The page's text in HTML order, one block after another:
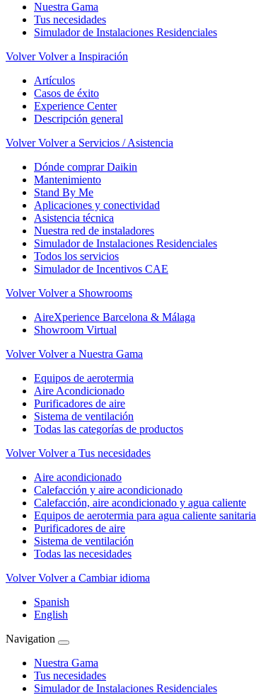
Nuestra Gama
Tus necesidades
Simulador de Instalaciones Residenciales
Volver Volver a Inspiración
Artículos
Casos de éxito
Experience Center
Descripción general
Volver Volver a Servicios / Asistencia
Dónde comprar Daikin
Mantenimiento
Stand By Me
Aplicaciones y conectividad
Asistencia técnica
Nuestra red de instaladores
Simulador de Instalaciones Residenciales
Todos los servicios
Simulador de Incentivos CAE
Volver Volver a Showrooms
AireXperience Barcelona & Málaga
Showroom Virtual
Volver Volver a Nuestra Gama
Equipos de aerotermia
Aire Acondicionado
Purificadores de aire
Sistema de ventilación
Todas las categorías de productos
Volver Volver a Tus necesidades
Aire acondicionado
Calefacción y aire acondicionado
Calefacción, aire acondicionado y agua caliente
Equipos de aerotermia para agua caliente sanitaria
Purificadores de aire
Sistema de ventilación
Todas las necesidades
Volver Volver a Cambiar idioma
Spanish
English
Navigation
Nuestra Gama
Tus necesidades
Simulador de Instalaciones Residenciales